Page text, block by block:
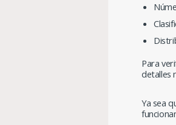
Para
detalles
Ya sea